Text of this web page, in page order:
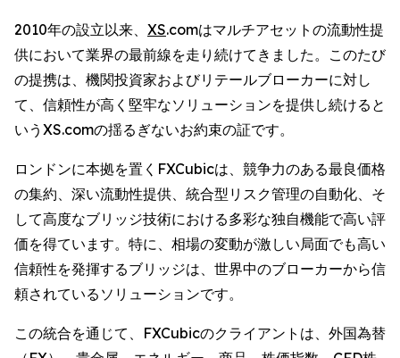
2010年の設立以来、 XS.comはマルチアセットの流動性提
供において業界の最前線を走り続けてきました。このたび
の提携は、機関投資家およびリテールブローカーに対し
て、信頼性が高く堅牢なソリューションを提供し続けると
いうXS.comの揺るぎないお約束の証です。
ロンドンに本拠を置くFXCubicは、競争力のある最良価格
の集約、深い流動性提供、統合型リスク管理の自動化、そ
して高度なブリッジ技術における多彩な独自機能で高い評
価を得ています。特に、相場の変動が激しい局面でも高い
信頼性を発揮するブリッジは、世界中のブローカーから信
頼されているソリューションです。
この統合を通じて、FXCubicのクライアントは、外国為替